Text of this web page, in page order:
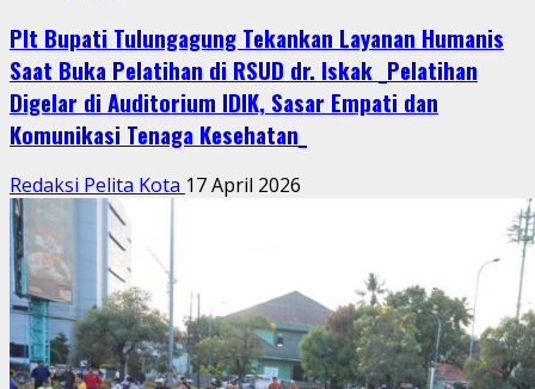
Plt Bupati Tulungagung Tekankan Layanan Humanis
Saat Buka Pelatihan di RSUD dr. Iskak _Pelatihan
Digelar di Auditorium IDIK, Sasar Empati dan
Komunikasi Tenaga Kesehatan_
Redaksi Pelita Kota 17 April 2026